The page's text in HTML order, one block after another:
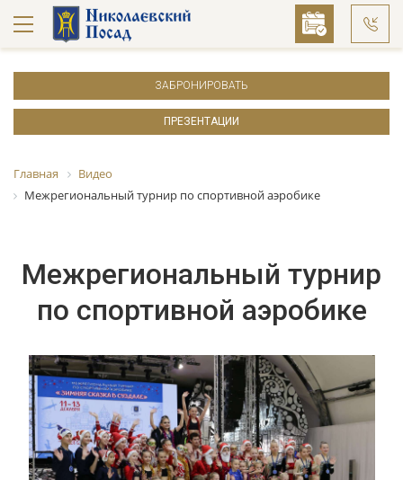
ЗАБРОНИРОВАТЬ
ПРЕЗЕНТАЦИИ
Главная
Видео
Межрегиональный турнир по спортивной аэробике
Межрегиональный турнир
по спортивной аэробике